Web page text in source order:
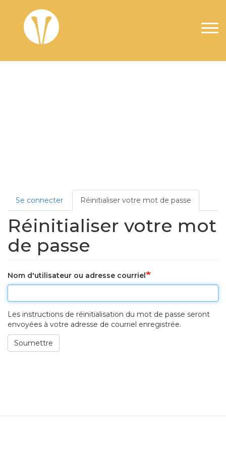
Onglets principaux
Se connecter Réinitialiser votre mot de passe
Réinitialiser votre mot
de passe
Nom d'utilisateur ou adresse courriel
Les instructions de réinitialisation du mot de passe seront
envoyées à votre adresse de courriel enregistrée.
Soumettre